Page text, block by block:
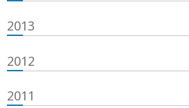
2013
2012
2011